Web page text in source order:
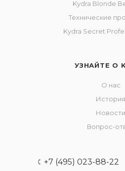
Kydra Blonde
Технические
Kydra Secret
УЗНАЙТЕ О
О нас
История
Новости
Вопрос-
+7 (495) 023-88-22